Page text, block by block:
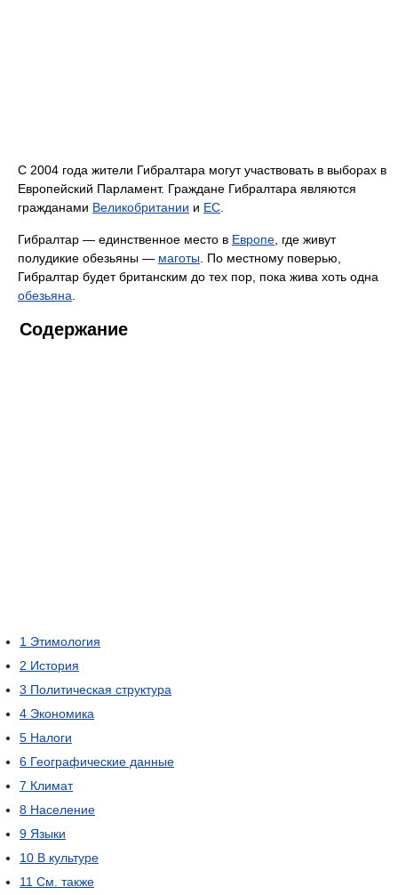
C 2004 года жители Гибралтара могут участвовать в выборах в
Европейский Парламент. Граждане Гибралтара являются
гражданами Великобритании и ЕС.
Гибралтар — единственное место в Европе, где живут
полудикие обезьяны — маготы. По местному поверью,
Гибралтар будет британским до тех пор, пока жива хоть одна
обезьяна.
Содержание
1 Этимология
2 История
3 Политическая структура
4 Экономика
5 Налоги
6 Географические данные
7 Климат
8 Население
9 Языки
10 В культуре
11 См. также